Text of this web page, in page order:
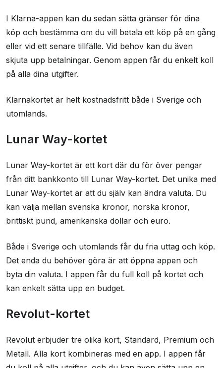
I Klarna-appen kan du sedan sätta gränser för dina
köp och bestämma om du vill betala ett köp på en gång
eller vid ett senare tillfälle. Vid behov kan du även
skjuta upp betalningar. Genom appen får du enkelt koll
på alla dina utgifter.
Klarnakortet är helt kostnadsfritt både i Sverige och
utomlands.
Lunar Way-kortet
Lunar Way-kortet är ett kort där du för över pengar
från ditt bankkonto till Lunar Way-kortet. Det unika med
Lunar Way-kortet är att du själv kan ändra valuta. Du
kan välja mellan svenska kronor, norska kronor,
brittiskt pund, amerikanska dollar och euro.
Både i Sverige och utomlands får du fria uttag och köp.
Det enda du behöver göra är att öppna appen och
byta din valuta. I appen får du full koll på kortet och
kan enkelt sätta upp en budget.
Revolut-kortet
Revolut erbjuder tre olika kort, Standard, Premium och
Metall. Alla kort kombineras med en app. I appen får